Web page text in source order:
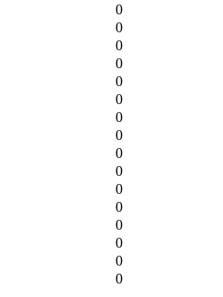
0
0
0
0
0
0
0
0
0
0
0
0
0
0
0
0